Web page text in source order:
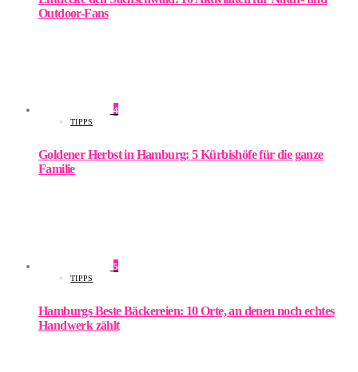
Outdoor-Fans
4
TIPPS
Goldener Herbst in Hamburg: 5 Kürbishöfe für die ganze
Familie
5
TIPPS
Hamburgs Beste Bäckereien: 10 Orte, an denen noch echtes
Handwerk zählt